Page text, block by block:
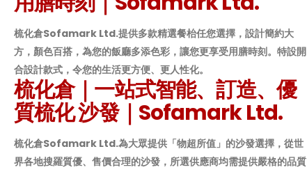
梳化倉Sofamark Ltd.提供多款精選餐枱任您選擇，設計簡約大
方，顏色百搭，為您的飯廳多添色彩，讓您更享受用膳時刻。特設開
合設計款式，令您的生活更方便、更人性化。
梳化倉｜一站式智能、訂造、優
質梳化 沙發｜Sofamark Ltd.
梳化倉Sofamark Ltd.為大眾提供「物超所值」的沙發選擇，從世
界各地搜羅質優、售價合理的沙發，所選供應商均需提供嚴格的品質